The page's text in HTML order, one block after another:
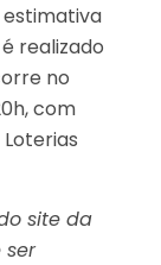
realizado
no
com
site da
ser